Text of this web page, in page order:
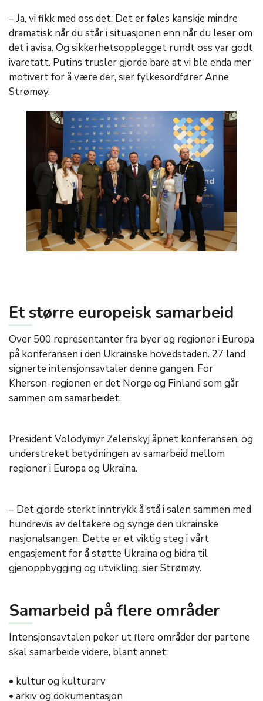
– Ja, vi fikk med oss det. Det er føles kanskje mindre
dramatisk når du står i situasjonen enn når du leser om
det i avisa. Og sikkerhetsopplegget rundt oss var godt
ivaretatt. Putins trusler gjorde bare at vi ble enda mer
motivert for å være der, sier fylkesordfører Anne
Strømøy.
Et større europeisk samarbeid
Over 500 representanter fra byer og regioner i Europa
på konferansen i den Ukrainske hovedstaden. 27 land
signerte intensjonsavtaler denne gangen. For
Kherson-regionen er det Norge og Finland som går
sammen om samarbeidet.
President Volodymyr Zelenskyj åpnet konferansen, og
understreket betydningen av samarbeid mellom
regioner i Europa og Ukraina.
– Det gjorde sterkt inntrykk å stå i salen sammen med
hundrevis av deltakere og synge den ukrainske
nasjonalsangen. Dette er et viktig steg i vårt
engasjement for å støtte Ukraina og bidra til
gjenoppbygging og utvikling, sier Strømøy.
Samarbeid på flere områder
Intensjonsavtalen peker ut flere områder der partene
skal samarbeide videre, blant annet:
• kultur og kulturarv
• arkiv og dokumentasjon